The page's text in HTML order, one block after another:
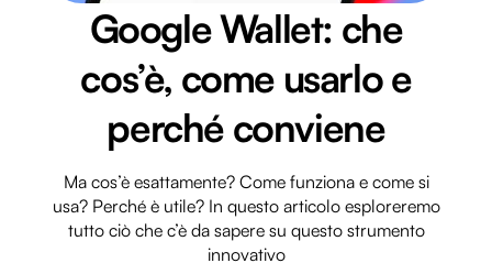
Google Wallet: che
cos’è, come usarlo e
perché conviene
Ma cos’è esattamente? Come funziona e come si
usa? Perché è utile? In questo articolo esploreremo
tutto ciò che c’è da sapere su questo strumento
innovativo